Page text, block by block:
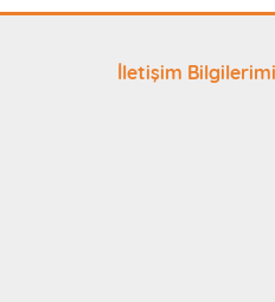
İletişim